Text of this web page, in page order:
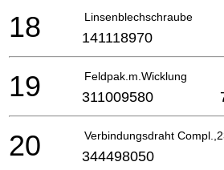
Linsenblechschraube
18 141118970
Feldpak.m.Wicklung
19 311009580
Verbindungsdraht
20 344498050